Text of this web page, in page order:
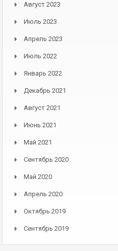
Август 2023
Июль 2023
Апрель 2023
Июль 2022
Январь 2022
Декабрь 2021
Август 2021
Июнь 2021
Май 2021
Сентябрь 2020
Май 2020
Апрель 2020
Октябрь 2019
Сентябрь 2019